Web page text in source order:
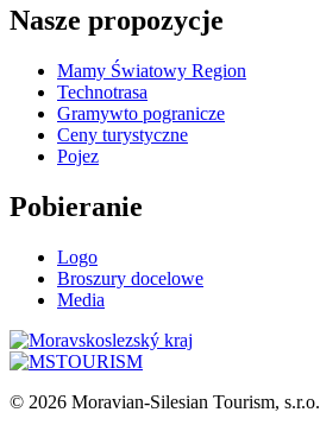
Nasze propozycje
Mamy Światowy Region
Technotrasa
Gramywto pogranicze
Ceny turystyczne
Pojez
Pobieranie
Logo
Broszury docelowe
Media
© 2026 Moravian-Silesian Tourism, s.r.o.